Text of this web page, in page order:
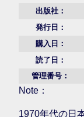
出版社：
発行日：
購入日：
読了日：
管理番号：
Note：
1970年代の日